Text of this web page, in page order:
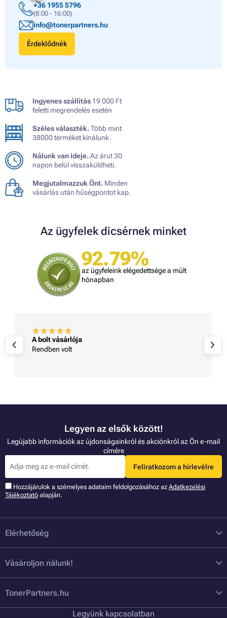
+36 1955 5796
(8:00 - 16:00)
info@tonerpartners.hu
Érdeklődnék
Ingyenes szállítás 19 000 Ft
feletti megrendelés esetén
Széles választék.Több mint
38000 terméket kínálunk.
Nálunk van ideje.Az árut 30
napon belül visszaküldheti.
Megjutalmazzuk Önt. Minden
vásárlás után hűségpontot kap.
Az ügyfelek dicsérnek minket
92.79%
az ügyfeleink elégedettsége a múlt
hónapban
A bolt vásárlója
Rendben volt
Legyen az elsők között!
Legújabb információk az újdonságainkról és akciónkról az Ön e-mail
címére
Feliratkozom a hírlevélre
Hozzájárulok a szémelyes adataim feldolgozásához az Adatkezelési
Tájékoztató alapján.
Elérhetőség
Vásároljon nálunk!
TonerPartners.hu
Legyünk kapcsolatban